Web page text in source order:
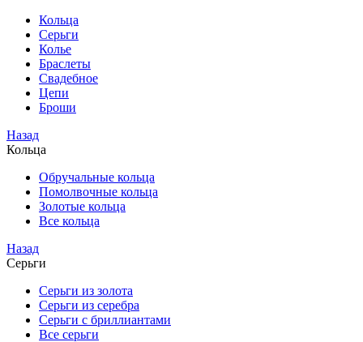
Кольца
Серьги
Колье
Браслеты
Свадебное
Цепи
Броши
Назад
Кольца
Обручальные кольца
Помолвочные кольца
Золотые кольца
Все кольца
Назад
Серьги
Серьги из золота
Серьги из серебра
Серьги с бриллиантами
Все серьги